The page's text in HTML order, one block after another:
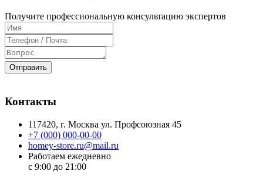
Получите профессиональную консультацию экспертов
Отправить
Контакты
117420, г. Москва ул. Профсоюзная 45
+7 (000) 000-00-00
homey-store.ru@mail.ru
Работаем ежедневно
с 9:00 до 21:00